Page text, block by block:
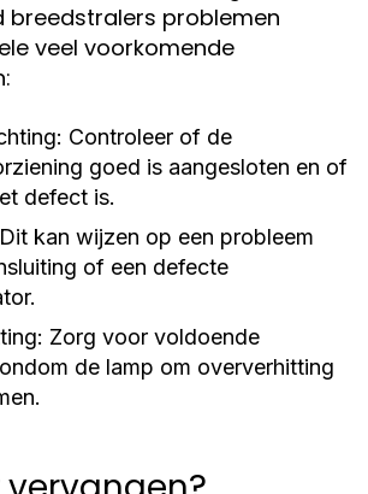
breedstralers problemen
veel voorkomende
Controleer of de
goed is aangesloten en of
defect is.
Dit kan wijzen op een probleem
of een defecte
Zorg voor voldoende
de lamp om oververhitting